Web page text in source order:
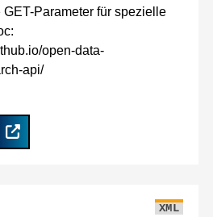
Parameter für spezielle
open-data-
api/
XML